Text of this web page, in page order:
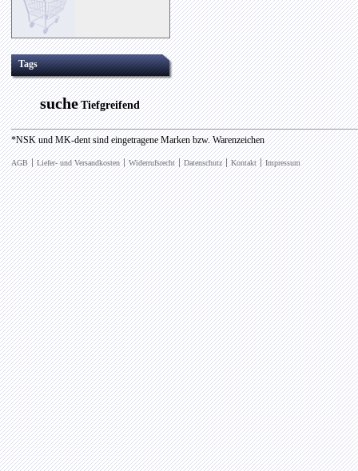
Tags
suche Tiefgreifend
*NSK und MK-dent sind eingetragene Marken bzw. Warenzeichen
AGB Liefer- und Versandkosten Widerrufsrecht Datenschutz Kontakt Impressum